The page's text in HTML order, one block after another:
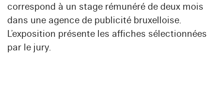
correspond à un stage rémunéré de deux mois
dans une agence de publicité bruxelloise.
L’exposition présente les affiches sélectionnées
par le jury.